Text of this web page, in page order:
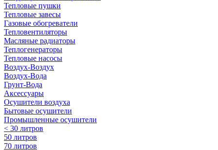
Тепловые пушки
Тепловые завесы
Газовые обогреватели
Тепловентиляторы
Масляные радиаторы
Теплогенераторы
Тепловые насосы
Воздух-Воздух
Воздух-Вода
Грунт-Вода
Аксессуары
Осушители воздуха
Бытовые осушители
Промышленные осушители
< 30 литров
50 литров
70 литров